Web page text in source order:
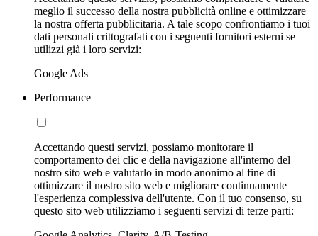
meglio il successo della nostra pubblicità online e ottimizzare
la nostra offerta pubblicitaria. A tale scopo confrontiamo i tuoi
dati personali crittografati con i seguenti fornitori esterni se
utilizzi già i loro servizi:
Google Ads
Performance
Accettando questi servizi, possiamo monitorare il
comportamento dei clic e della navigazione all'interno del
nostro sito web e valutarlo in modo anonimo al fine di
ottimizzare il nostro sito web e migliorare continuamente
l'esperienza complessiva dell'utente. Con il tuo consenso, su
questo sito web utilizziamo i seguenti servizi di terze parti: